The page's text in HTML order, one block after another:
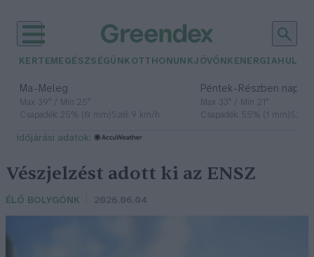
KERTEM EGÉSZSÉGÜNK OTTHONUNKJÖVŐNK ENERGIA
Ma– Meleg
Max 39° / Min 25°
Csapadék: 25% (0 mm)Szél: 9 km/h
Péntek– Részben
Max 33° / Min 21°
Csapadék: 55% (1 mm)Szél:
időjárási adatok:
Vészjelzést adott ki az ENSZ
ÉLŐ BOLYGÓNK 2026.06.04